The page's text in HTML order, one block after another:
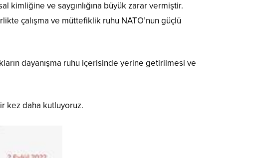
ve saygınlığına büyük zarar vermiştir.
çalışma ve müttefiklik ruhu NATO’nun güçlü
dayanışma ruhu içerisinde yerine getirilmesi ve
kez daha kutluyoruz.